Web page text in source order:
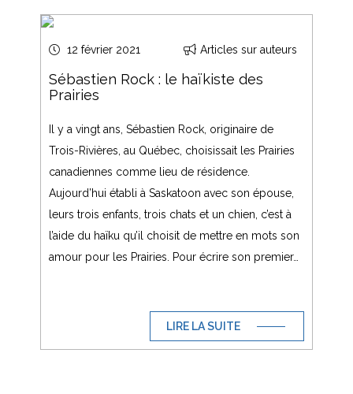
12 février 2021 Articles sur auteurs
Sébastien Rock : le haïkiste des
Prairies
Il y a vingt ans, Sébastien Rock, originaire de
Trois-Rivières, au Québec, choisissait les Prairies
canadiennes comme lieu de résidence.
Aujourd’hui établi à Saskatoon avec son épouse,
leurs trois enfants, trois chats et un chien, c’est à
l’aide du haïku qu’il choisit de mettre en mots son
amour pour les Prairies. Pour écrire son premier…
LIRE LA SUITE